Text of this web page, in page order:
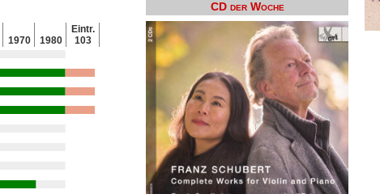
1970 1980
Eintr.
103
CD der Woche